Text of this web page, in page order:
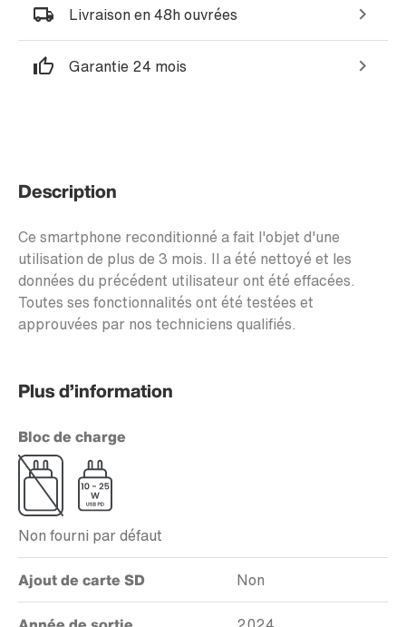
Livraison en 48h ouvrées
Garantie 24 mois
Description
Ce smartphone reconditionné a fait l'objet d'une
utilisation de plus de 3 mois. Il a été nettoyé et les
données du précédent utilisateur ont été effacées.
Toutes ses fonctionnalités ont été testées et
approuvées par nos techniciens qualifiés.
Plus d’information
Bloc de charge
Non fourni par défaut
Ajout de carte SD Non